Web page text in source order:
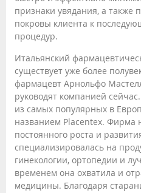
признаки увядания, а также
покровы клиента к
процедур.
Итальянский
существует уже более
фармацевт Арнольфо
руководят компанией
из самых популярных в
названием Placentex. Фирма
постоянного роста и
специализировалась на
гинекологии, ортопедии и
временем она охватила и
медицины. Благодаря